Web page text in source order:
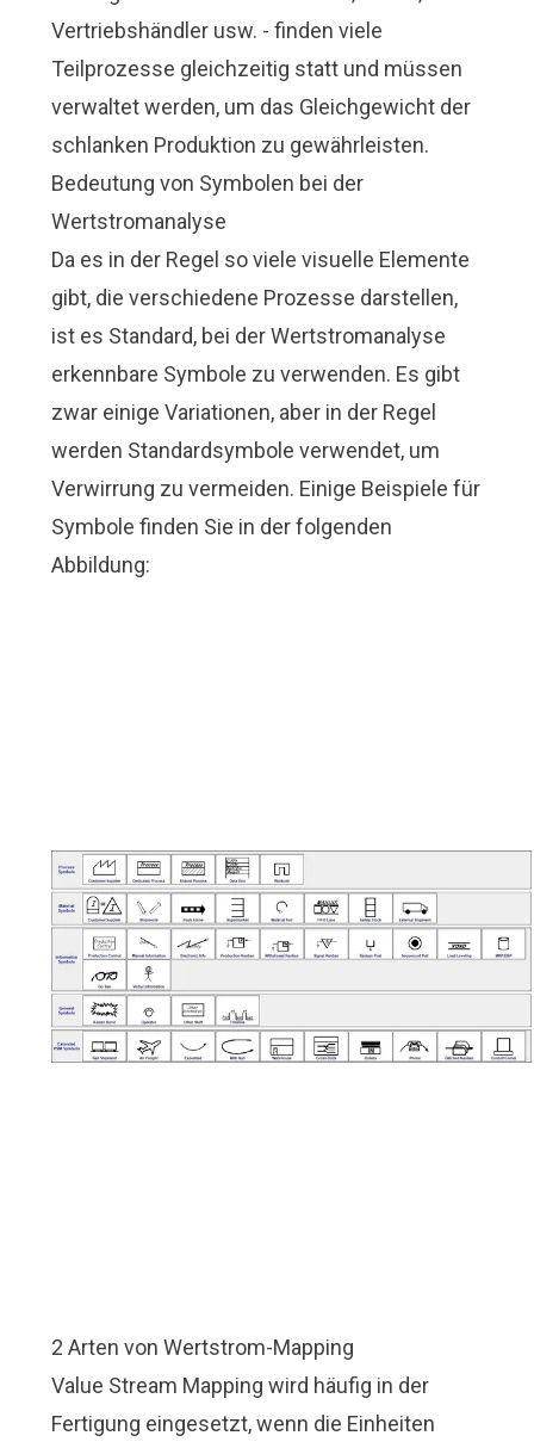
Vertriebshändler usw. - finden viele
Teilprozesse gleichzeitig statt und müssen
verwaltet werden, um das Gleichgewicht der
schlanken Produktion zu gewährleisten.
Bedeutung von Symbolen bei der
Wertstromanalyse
Da es in der Regel so viele visuelle Elemente
gibt, die verschiedene Prozesse darstellen,
ist es Standard, bei der Wertstromanalyse
erkennbare Symbole zu verwenden. Es gibt
zwar einige Variationen, aber in der Regel
werden Standardsymbole verwendet, um
Verwirrung zu vermeiden. Einige Beispiele für
Symbole finden Sie in der folgenden
Abbildung:
2 Arten von Wertstrom-Mapping
Value Stream Mapping wird häufig in der
Fertigung eingesetzt, wenn die Einheiten